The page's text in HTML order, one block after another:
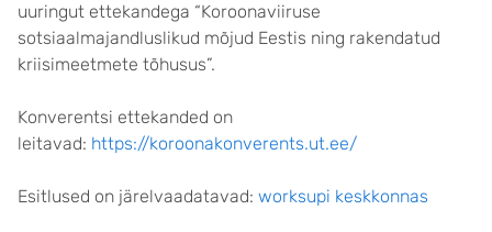
uuringut ettekandega “Koroonaviiruse
sotsiaalmajandluslikud mõjud Eestis ning rakendatud
kriisimeetmete tõhusus”.
Konverentsi ettekanded on
leitavad: https://koroonakonverents.ut.ee/
Esitlused on järelvaadatavad: worksupi keskkonnas